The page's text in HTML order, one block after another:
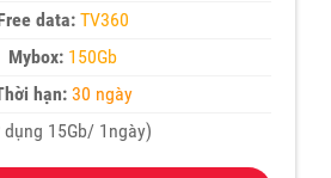
data: TV360
Mybox: 150Gb
hạn:30 ngày
dụng 15Gb/ 1ngày)